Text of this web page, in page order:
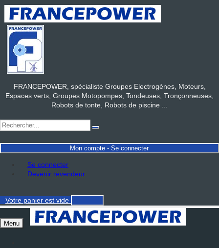
FRANCEPOWER, spécialiste Groupes Electrogènes, Moteurs,
Espaces verts, Groupes Motopompes, Tondeuses, Tronçonneuses,
Robots de tonte, Robots de piscine ...
Mon compte - Se connecter
Se connecter
Devenir revendeur
Votre panier est vide
Menu